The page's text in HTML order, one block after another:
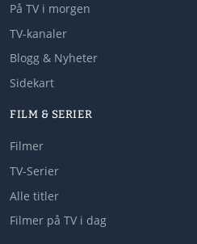
På TV i morgen
TV-kanaler
Blogg & Nyheter
Sidekart
FILM & SERIER
Filmer
TV-Serier
Alle titler
Filmer på TV i dag